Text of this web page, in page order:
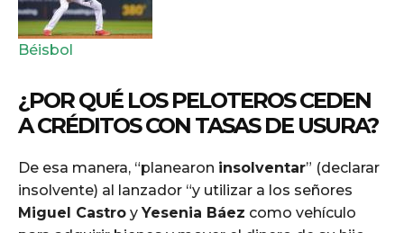
Béisbol
¿POR QUÉ LOS PELOTEROS CEDEN
A CRÉDITOS CON TASAS DE USURA?
De esa manera, “planearon insolventar” (declarar
insolvente) al lanzador “y utilizar a los señores
Miguel Castro y Yesenia Báez como vehículo